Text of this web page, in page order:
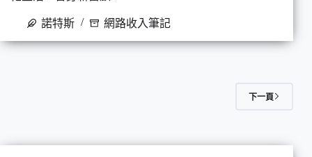
諾特斯 網路收入筆記
下一頁